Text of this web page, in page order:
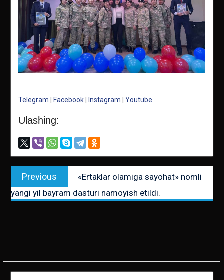
Telegram Facebook| Instagram Youtube
Ulashing:
Post
menyusi
Previous
post:
«Ertaklar olamiga sayohat» nomli
yangi yil bayram dasturi namoyish etildi.